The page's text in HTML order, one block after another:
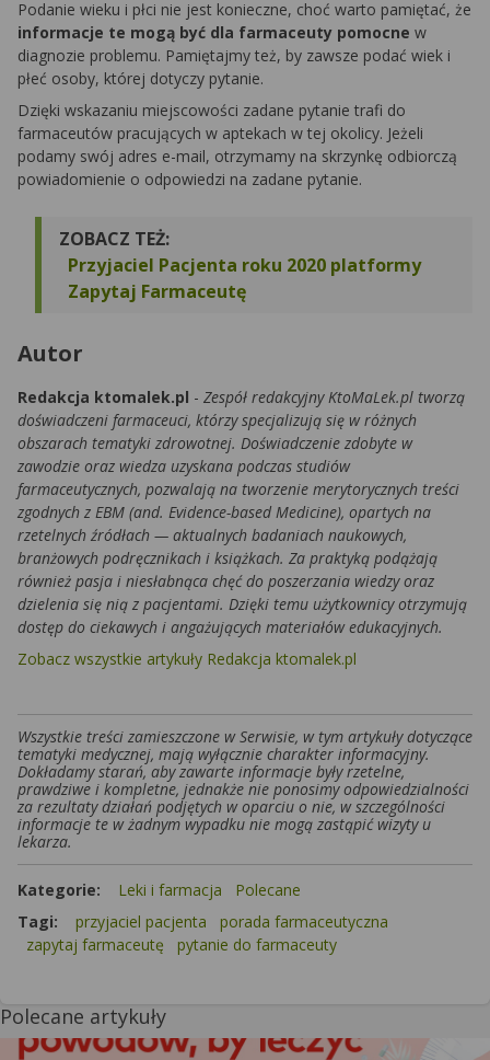
Podanie wieku i płci nie jest konieczne, choć warto pamiętać, że
informacje te mogą być dla farmaceuty pomocne w
diagnozie problemu. Pamiętajmy też, by zawsze podać wiek i
płeć osoby, której dotyczy pytanie.
Dzięki wskazaniu miejscowości zadane pytanie trafi do
farmaceutów pracujących w aptekach w tej okolicy. Jeżeli
podamy swój adres e-mail, otrzymamy na skrzynkę odbiorczą
powiadomienie o odpowiedzi na zadane pytanie.
ZOBACZ TEŻ:
Przyjaciel Pacjenta roku 2020 platformy
Zapytaj Farmaceutę
Autor
Redakcja ktomalek.pl - Zespół redakcyjny KtoMaLek.pl tworzą
doświadczeni farmaceuci, którzy specjalizują się w różnych
obszarach tematyki zdrowotnej. Doświadczenie zdobyte w
zawodzie oraz wiedza uzyskana podczas studiów
farmaceutycznych, pozwalają na tworzenie merytorycznych treści
zgodnych z EBM (and. Evidence-based Medicine), opartych na
rzetelnych źródłach — aktualnych badaniach naukowych,
branżowych podręcznikach i książkach. Za praktyką podążają
również pasja i niesłabnąca chęć do poszerzania wiedzy oraz
dzielenia się nią z pacjentami. Dzięki temu użytkownicy otrzymują
dostęp do ciekawych i angażujących materiałów edukacyjnych.
Zobacz wszystkie artykuły Redakcja ktomalek.pl
Wszystkie treści zamieszczone w Serwisie, w tym artykuły dotyczące
tematyki medycznej, mają wyłącznie charakter informacyjny.
Dokładamy starań, aby zawarte informacje były rzetelne,
prawdziwe i kompletne, jednakże nie ponosimy odpowiedzialności
za rezultaty działań podjętych w oparciu o nie, w szczególności
informacje te w żadnym wypadku nie mogą zastąpić wizyty u
lekarza.
Kategorie: Leki i farmacja
Polecane
Tagi:
przyjaciel pacjenta
porada farmaceutyczna
zapytaj farmaceutę
pytanie do farmaceuty
Polecane artykuły